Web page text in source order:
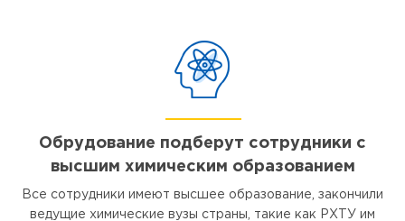
Обрудование подберут сотрудники с
высшим химическим образованием
Все сотрудники имеют высшее образование, закончили
ведущие химические вузы страны, такие как РХТУ им